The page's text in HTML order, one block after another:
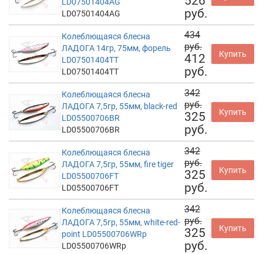
LD07501404AG
LD07501404AG
руб.
Колеблющаяся блесна
ЛАДОГА 14гр, 75мм, форель
LD07501404TT
LD07501404TT
434
руб.
412
руб.
Купить
Колеблющаяся блесна
ЛАДОГА 7,5гр, 55мм, black-red
LD05500706BR
LD05500706BR
342
руб.
325
руб.
Купить
Колеблющаяся блесна
ЛАДОГА 7,5гр, 55мм, fire tiger
LD05500706FT
LD05500706FT
342
руб.
325
руб.
Купить
Колеблющаяся блесна
ЛАДОГА 7,5гр, 55мм, white-red-
point LD05500706WRp
LD05500706WRp
342
руб.
325
руб.
Купить